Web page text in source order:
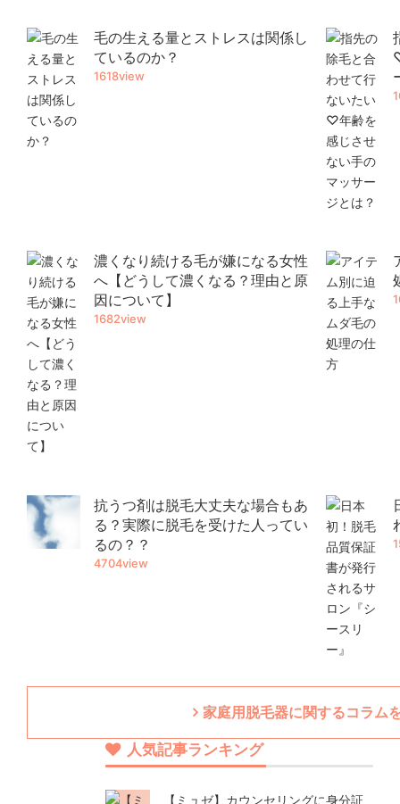
毛の生える量とストレスは関係し
ているのか？
1618view
濃くなり続ける毛が嫌になる女性
へ【どうして濃くなる？理由と原
因について】
1682view
抗うつ剤は脱毛大丈夫な場合もあ
る？実際に脱毛を受けた人ってい
るの？？
4704view
家庭用脱毛器に関するコラム
人気記事ランキング
【ミュゼ】カウンセリングに身分証